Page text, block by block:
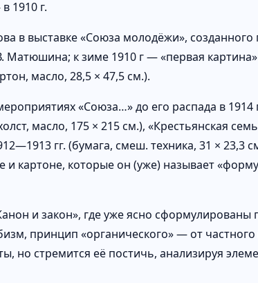
1910 г.
в выставке «Союза молодёжи»,
Матюшина; к зиме 1910 г — «первая
масло, 28,5 × 47,5 см.).
«Союза…» до его распада в 1914
масло, 175 × 215 см.), «Крестьянская
гг. (бумага, смеш. техника, 31 × 23,3
картоне, которые он (уже) называет
и закон», где уже ясно
принцип «органического» — от
но стремится её постичь, анализируя